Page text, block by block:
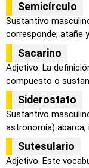
Semicírculo
Sustantivo
corresponde, atañe
Sacarino
Adjetivo. La
compuesto o
Siderostato
Sustantivo
astronomía) abarca,
Sutesulario
Adjetivo. Este